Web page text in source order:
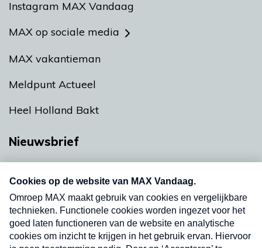
Instagram MAX Vandaag
MAX op sociale media
MAX vakantieman
Meldpunt Actueel
Heel Holland Bakt
Nieuwsbrief
nieuwsbrief. Elke vrijdag- en dinsdagochtend in
uw mailbox.
Verzend